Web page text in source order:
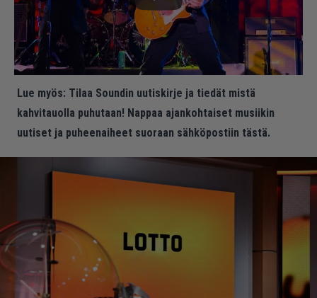
Lue myös: Tilaa Soundin uutiskirje ja tiedät mistä
kahvitauolla puhutaan! Nappaa ajankohtaiset musiikin
uutiset ja puheenaiheet suoraan sähköpostiin tästä.